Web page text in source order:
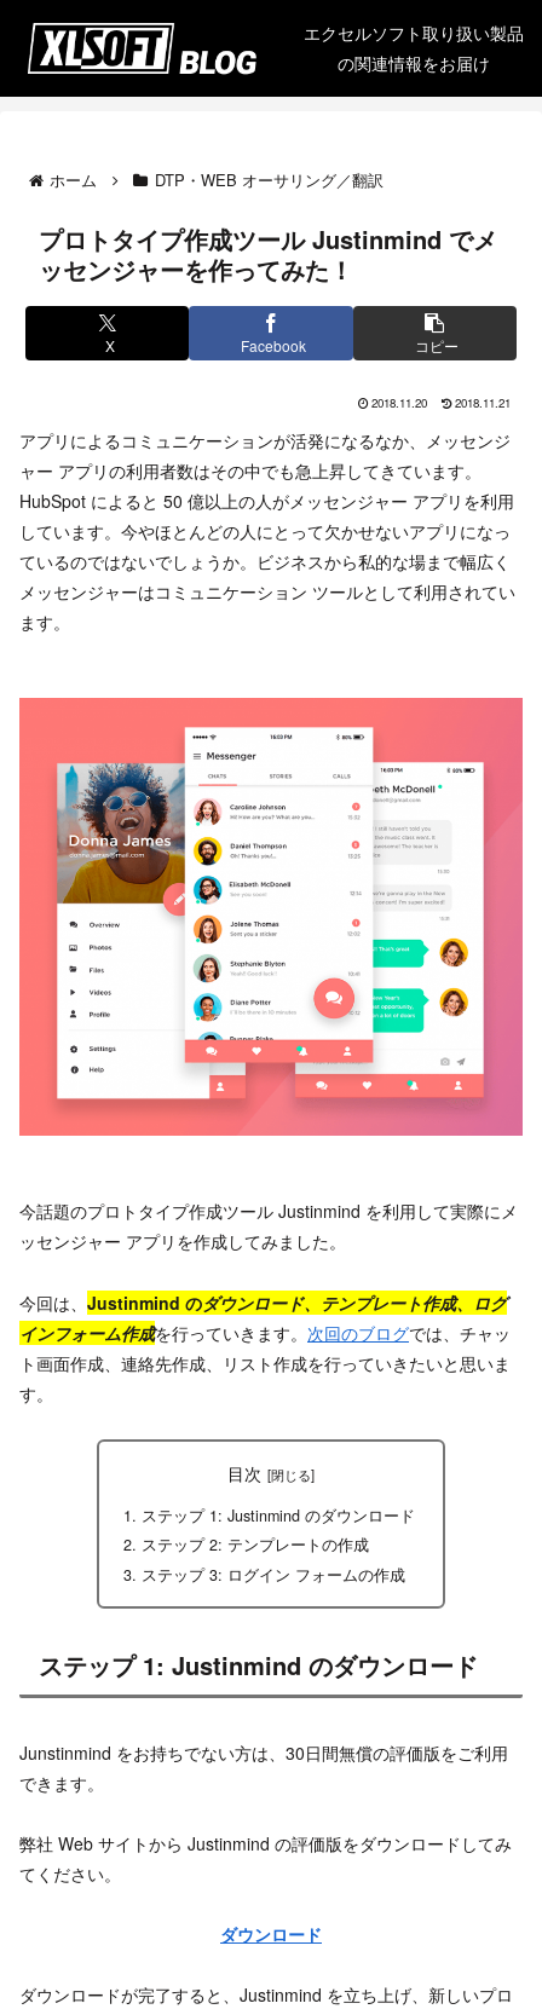
エクセルソフト取り扱い製品
の関連情報をお届け
ホーム DTP・WEB オーサリング／翻訳
プロトタイプ作成ツール Justinmind でメ
ッセンジャーを作ってみた！
X Facebook コピー
2018.11.20 2018.11.21
アプリによるコミュニケーションが活発になるなか、メッセンジ
ャー アプリの利用者数はその中でも急上昇してきています。
HubSpot によると 50 億以上の人がメッセンジャー アプリを利用
しています。今やほとんどの人にとって欠かせないアプリになっ
ているのではないでしょうか。ビジネスから私的な場まで幅広く
メッセンジャーはコミュニケーション ツールとして利用されてい
ます。
今話題のプロトタイプ作成ツール Justinmind を利用して実際にメ
ッセンジャー アプリを作成してみました。
今回は、 Justinmind のダウンロード、テンプレート作成、ログ
インフォーム作成を行っていきます。 次回のブログでは、チャッ
ト画面作成、連絡先作成、リスト作成を行っていきたいと思いま
す。
目次
ステップ 1: Justinmind のダウンロード
ステップ 2: テンプレートの作成
ステップ 3: ログイン フォームの作成
ステップ 1: Justinmind のダウンロード
Junstinmind をお持ちでない方は、30日間無償の評価版をご利用
できます。
弊社 Web サイトから Justinmind の評価版をダウンロードしてみ
てください。
ダウンロード
ダウンロードが完了すると、Justinmind を立ち上げ、新しいプロ